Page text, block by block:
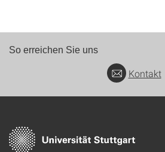
So erreichen Sie uns
Kontakt